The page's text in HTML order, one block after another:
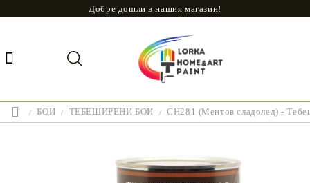
Добре дошли в нашия магазин!
БОИ ТЕБЕШИРЕНИ БОИ CH281 (Ментов сладолед) -